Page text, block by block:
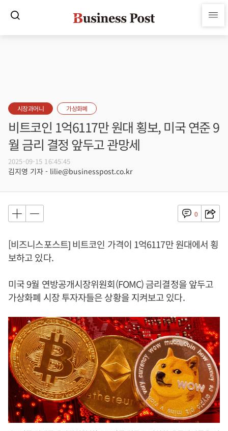
시장과머니 가상화폐
비트코인 1억6117만 원대 횡보, 미국 연준 9
월 금리 결정 앞두고 관망세
2025-09-15 16:45:45
김지영 기자 - lilie@businesspost.co.kr
0
[비즈니스포스트] 비트코인 가격이 1억6117만 원대에서 횡
보하고 있다.
미국 9월 연방공개시장위원회(FOMC) 금리결정을 앞두고
가상화폐 시장 투자자들은 상황을 지켜보고 있다.